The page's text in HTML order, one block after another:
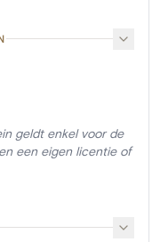
geldt enkel voor de
een eigen licentie of